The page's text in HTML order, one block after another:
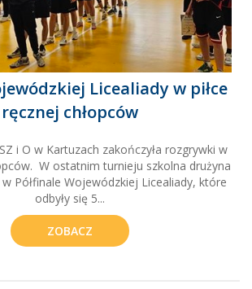
Licealiady w piłce
ręcznej chłopców
i O w Kartuzach zakończyła rozgrywki w
W ostatnim turnieju szkolna drużyna
Półfinale Wojewódzkiej Licealiady, które
odbyły się 5...
ZOBACZ